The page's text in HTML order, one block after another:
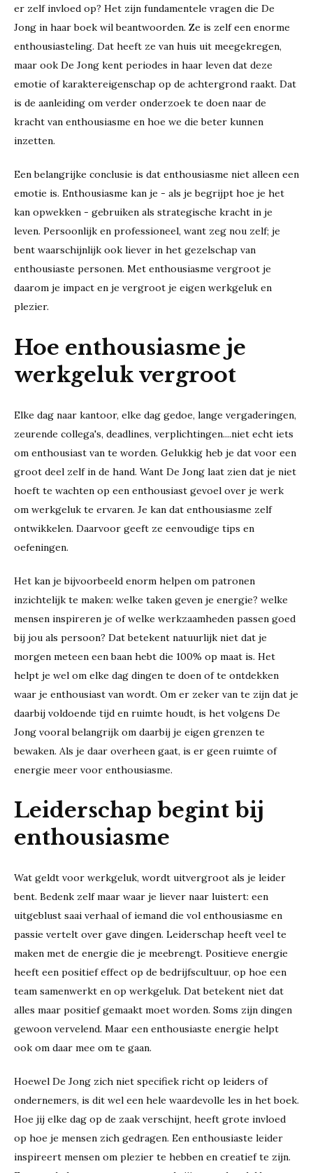
er zelf invloed op? Het zijn fundamentele vragen die De
Jong in haar boek wil beantwoorden. Ze is zelf een enorme
enthousiasteling. Dat heeft ze van huis uit meegekregen,
maar ook De Jong kent periodes in haar leven dat deze
emotie of karaktereigenschap op de achtergrond raakt. Dat
is de aanleiding om verder onderzoek te doen naar de
kracht van enthousiasme en hoe we die beter kunnen
inzetten.
Een belangrijke conclusie is dat enthousiasme niet alleen een
emotie is. Enthousiasme kan je - als je begrijpt hoe je het
kan opwekken - gebruiken als strategische kracht in je
leven. Persoonlijk en professioneel, want zeg nou zelf; je
bent waarschijnlijk ook liever in het gezelschap van
enthousiaste personen. Met enthousiasme vergroot je
daarom je impact en je vergroot je eigen werkgeluk en
plezier.
Hoe enthousiasme je
werkgeluk vergroot
Elke dag naar kantoor, elke dag gedoe, lange vergaderingen,
zeurende collega's, deadlines, verplichtingen....niet echt iets
om enthousiast van te worden. Gelukkig heb je dat voor een
groot deel zelf in de hand. Want De Jong laat zien dat je niet
hoeft te wachten op een enthousiast gevoel over je werk
om werkgeluk te ervaren. Je kan dat enthousiasme zelf
ontwikkelen. Daarvoor geeft ze eenvoudige tips en
oefeningen.
Het kan je bijvoorbeeld enorm helpen om patronen
inzichtelijk te maken: welke taken geven je energie? welke
mensen inspireren je of welke werkzaamheden passen goed
bij jou als persoon? Dat betekent natuurlijk niet dat je
morgen meteen een baan hebt die 100% op maat is. Het
helpt je wel om elke dag dingen te doen of te ontdekken
waar je enthousiast van wordt. Om er zeker van te zijn dat je
daarbij voldoende tijd en ruimte houdt, is het volgens De
Jong vooral belangrijk om daarbij je eigen grenzen te
bewaken. Als je daar overheen gaat, is er geen ruimte of
energie meer voor enthousiasme.
Leiderschap begint bij
enthousiasme
Wat geldt voor werkgeluk, wordt uitvergroot als je leider
bent. Bedenk zelf maar waar je liever naar luistert: een
uitgeblust saai verhaal of iemand die vol enthousiasme en
passie vertelt over gave dingen. Leiderschap heeft veel te
maken met de energie die je meebrengt. Positieve energie
heeft een positief effect op de bedrijfscultuur, op hoe een
team samenwerkt en op werkgeluk. Dat betekent niet dat
alles maar positief gemaakt moet worden. Soms zijn dingen
gewoon vervelend. Maar een enthousiaste energie helpt
ook om daar mee om te gaan.
Hoewel De Jong zich niet specifiek richt op leiders of
ondernemers, is dit wel een hele waardevolle les in het boek.
Hoe jij elke dag op de zaak verschijnt, heeft grote invloed
op hoe je mensen zich gedragen. Een enthousiaste leider
inspireert mensen om plezier te hebben en creatief te zijn.